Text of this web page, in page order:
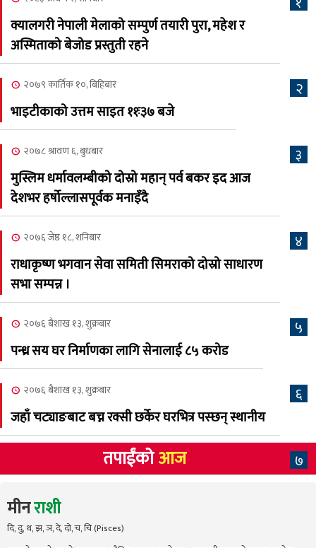
२०८३ श्रावण ६, बुधबार
कामना खबर पत्रिका
७ क्यालगरी नेपाली मेला
२०८३ श्रावण २, शनिबार
८
क्यालगरी नेपाली मेलाको
अस्मिताको बेजोड प्रस्तुती रहने
क्यालगरी नेपाली मेलाको सम्पुर्ण तयारी पुरा, महेश र
अस्मिताको बेजोड प्रस्तुती रहने
२
२०७९ कार्तिक १०, बिहिबार
भाइटीकाको उत्तम साइत ११ः३७ बजे
३
२०७८ श्रावण ६, बुधबार
मुस्लिम धर्मावलम्बीको दोस्रो महान् पर्व बकर इद आज
देशभर हर्षोल्लासपूर्वक मनाइँदै
४
२०७६ जेष्ठ १८, शनिबार
राधाकृष्ण भगवान सेवा समिती सिमराको दोस्रो साधारण
सभा सम्पन्न ।
५
२०७६ बैशाख १३, शुक्रबार
पन्ध्र सय घर निर्माणका लागि सेनालाई ८५ करोड
६
२०७६ बैशाख १३, शुक्रबार
जहाँ चट्याङबाट बच्न रक्सी छर्केर घरभित्र पस्छन् स्थानीय
७
तपाईंकोआज
मीनराशी
दि, दु, थ, झ, ञ, दे, दो, च, चि (Pisces)